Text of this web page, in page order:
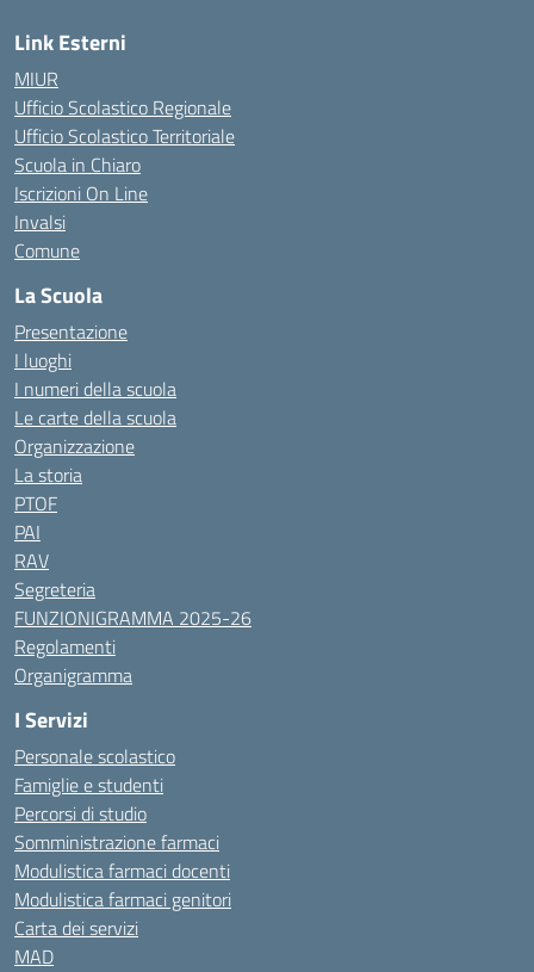
Link Esterni
MIUR
Ufficio Scolastico Regionale
Ufficio Scolastico Territoriale
Scuola in Chiaro
Iscrizioni On Line
Invalsi
Comune
La Scuola
Presentazione
I luoghi
I numeri della scuola
Le carte della scuola
Organizzazione
La storia
PTOF
PAI
RAV
Segreteria
FUNZIONIGRAMMA 2025-26
Regolamenti
Organigramma
I Servizi
Personale scolastico
Famiglie e studenti
Percorsi di studio
Somministrazione farmaci
Modulistica farmaci docenti
Modulistica farmaci genitori
Carta dei servizi
MAD